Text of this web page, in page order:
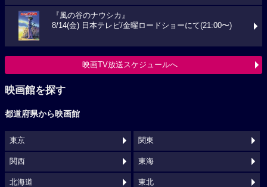
『風の谷のナウシカ』
8/14(金) 日本テレビ/金曜ロードショーにて(21:00〜)
映画TV放送スケジュールへ
映画館を探す
都道府県から映画館
東京 関東
関西 東海
北海道 東北